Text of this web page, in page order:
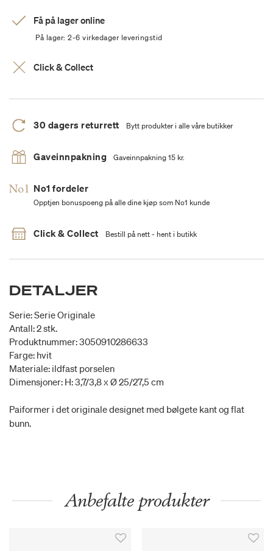
Få på lager online
På lager: 2-6 virkedager leveringstid
Click & Collect
30 dagers returrett Bytt produkter i alle våre butikker
Gaveinnpakning Gaveinnpakning 15 kr.
No1 fordeler
Opptjen bonuspoeng på alle dine kjøp som No1 kunde
Click & Collect Bestill på nett - hent i butikk
DETALJER
Serie: Serie Originale
Antall: 2 stk.
Produktnummer: 3050910286633
Farge: hvit
Materiale: ildfast porselen
Dimensjoner: H: 3,7/3,8 x Ø 25/27,5 cm
Paiformer i det originale designet med bølgete kant og flat
bunn.
Anbefalte produkter